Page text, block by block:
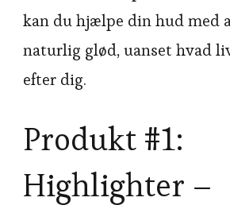
kan du hjælpe din hud med
naturlig glød, uanset hvad
efter dig.
Produkt #1:
Highlighter –